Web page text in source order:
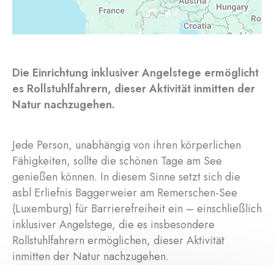
Die Einrichtung inklusiver Angelstege ermöglicht
es Rollstuhlfahrern, dieser Aktivität inmitten der
Natur nachzugehen.
Jede Person, unabhängig von ihren körperlichen
Fähigkeiten, sollte die schönen Tage am See
genießen können. In diesem Sinne setzt sich die
asbl Erliefnis Baggerweier am Remerschen-See
(Luxemburg) für Barrierefreiheit ein – einschließlich
inklusiver Angelstege, die es insbesondere
Rollstuhlfahrern ermöglichen, dieser Aktivität
inmitten der Natur nachzugehen.